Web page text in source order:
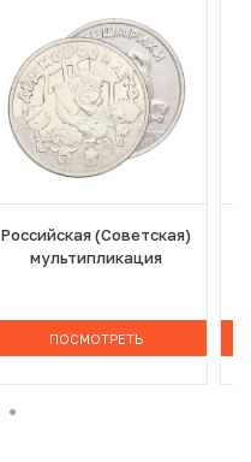
Российская (Советская)
мультипликация
ПОСМОТРЕТЬ